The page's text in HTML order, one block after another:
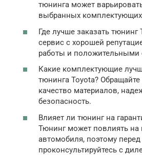
тюнинга может
выбранных комплектующих
Где лучше заказать тюнинг
сервис с хорошей
работы и положительными
Какие комплектующие
тюнинга Toyota?
качество материалов,
безопасность.
Влияет ли тюнинг на
Тюнинг может повлиять на
автомобиля, поэтому
проконсультируйтесь с